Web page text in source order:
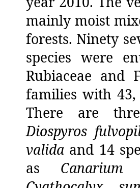
mainly moist
forests. Ninety
species were
Rubiaceae and
families with 43
There
are
Diospyros
valida and 14
as
Canarium